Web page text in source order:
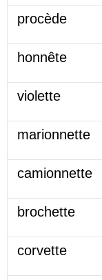
procède
honnête
violette
marionnette
camionnette
brochette
corvette